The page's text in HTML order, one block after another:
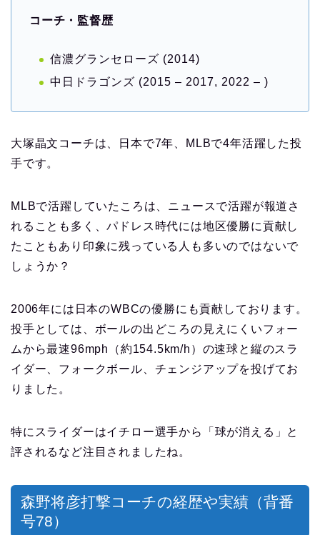
コーチ・監督歴
信濃グランセローズ (2014)
中日ドラゴンズ (2015 – 2017, 2022 – )
大塚晶文コーチは、日本で7年、MLBで4年活躍した投
手です。
MLBで活躍していたころは、ニュースで活躍が報道さ
れることも多く、パドレス時代には地区優勝に貢献し
たこともあり印象に残っている人も多いのではないで
しょうか？
2006年には日本のWBCの優勝にも貢献しております。
投手としては、ボールの出どころの見えにくいフォー
ムから最速96mph（約154.5km/h）の速球と縦のスラ
イダー、フォークボール、チェンジアップを投げてお
りました。
特にスライダーはイチロー選手から「球が消える」と
評されるなど注目されましたね。
森野将彦打撃コーチの経歴や実績（背番
号78）